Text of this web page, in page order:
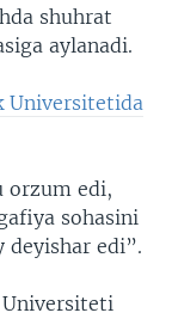
shuhrat
aylanadi.
Universitetida
orzum edi,
sohasini
deyishar edi”.
Universiteti